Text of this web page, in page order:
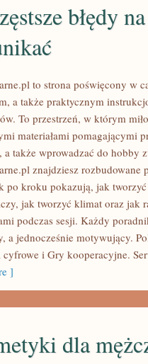
błędy
to strona poświęcony w
a także praktycznym
To przestrzeń, w którym
materiałami pomagającymi
a także wprowadzać do hobby
znajdziesz rozbudowane
po kroku pokazują, jak
jak tworzyć klimat oraz jak
podczas sesji. Każdy
a jednocześnie motywujący.
cyfrowe i Gry kooperacyjne.
]
dla